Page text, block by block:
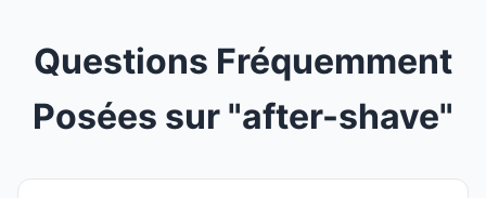
Questions Fréquemment
Posées sur "after-shave"